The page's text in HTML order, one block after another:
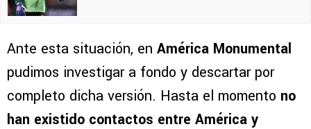
Ante esta situación, en América Monumental
pudimos investigar a fondo y descartar por
completo dicha versión. Hasta el momento no
han existido contactos entre América y